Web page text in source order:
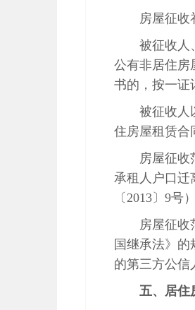
房屋征收
被征收人
公有非居住房
书的，按一证
被征收人
住房屋租赁合
房屋征收
承租人户口迁
〔 2013〕 9号
房屋征收
国继承法》
的第三方公信
五、居住